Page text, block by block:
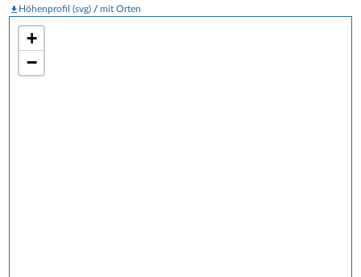
+
−
Höhenprofil (svg) /mit Orten